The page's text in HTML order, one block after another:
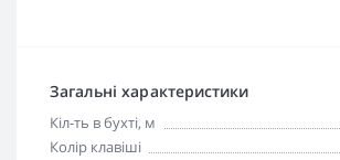
Загальні характеристики
Кіл-ть в бухті, м
Колір клавіші